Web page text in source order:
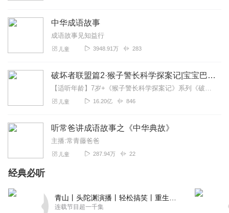
中华成语故事
成语故事见知益行
儿童 3948.91万 283
破坏者联盟篇2·猴子警长科学探案记|宝宝巴士故事
【适听年龄】7岁+《猴子警长科学探案记》系列《破坏者联盟篇1·猴子警长科学探案记》>>>《破坏者联盟篇2·猴子警长科学探案记》>>>《破坏者联盟篇3·猴子警长科...
儿童 16.20亿 846
听常爸讲成语故事之《中华典故》
主播:常青藤爸爸
儿童 287.94万 22
经典必听
连载节目超一千集